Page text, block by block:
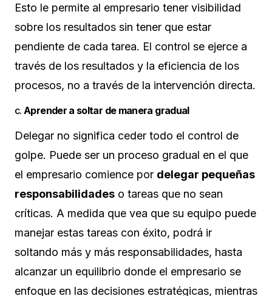
Esto le permite al empresario tener visibilidad
sobre los resultados sin tener que estar
pendiente de cada tarea. El control se ejerce a
través de los resultados y la eficiencia de los
procesos, no a través de la intervención directa.
c. Aprender a soltar de manera gradual
Delegar no significa ceder todo el control de
golpe. Puede ser un proceso gradual en el que
el empresario comience por delegar pequeñas
responsabilidades o tareas que no sean
críticas. A medida que vea que su equipo puede
manejar estas tareas con éxito, podrá ir
soltando más y más responsabilidades, hasta
alcanzar un equilibrio donde el empresario se
enfoque en las decisiones estratégicas, mientras